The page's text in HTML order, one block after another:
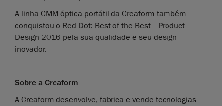
A linha CMM óptica portátil da Creaform também
conquistou o Red Dot: Best of the Best– Product
Design 2016 pela sua qualidade e seu design
inovador.
Sobre a Creaform
A Creaform desenvolve, fabrica e vende tecnologias